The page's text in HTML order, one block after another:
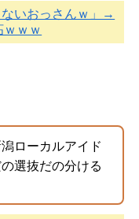
ないおっさんｗ」→
ｗｗ
ローカルアイド
選抜だの分ける